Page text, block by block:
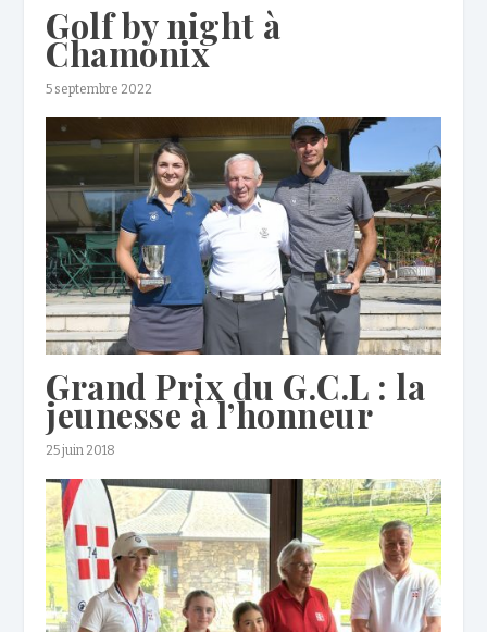
Golf by night à
Chamonix
5 septembre 2022
Grand Prix du G.C.L : la
jeunesse à l’honneur
25 juin 2018